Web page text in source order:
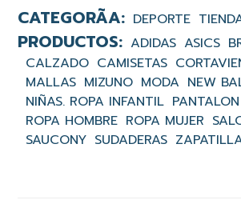
DEPORTE
ADIDAS ASICS
CALZADO CAMISETAS
MALLAS MIZUNO MODA NEW
NIÑAS. ROPA INFANTIL PANTALON
ROPA HOMBRE ROPA MUJER
SAUCONY SUDADERAS